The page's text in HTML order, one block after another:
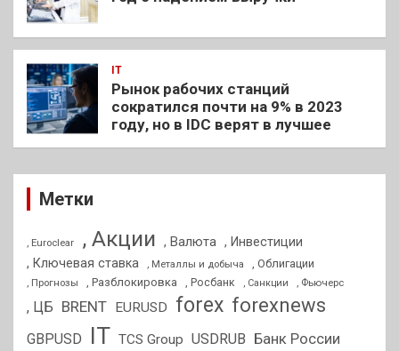
IT
Рынок рабочих станций
сократился почти на 9% в 2023
году, но в IDC верят в лучшее
Метки
, Euroclear , Акции , Валюта , Инвестиции
, Ключевая ставка
, Металлы и добыча , Облигации
, Прогнозы , Разблокировка , Росбанк , Санкции , Фьючерс
, ЦБ BRENT EURUSD forex forexnews
GBPUSD IT TCS Group USDRUB Банк России